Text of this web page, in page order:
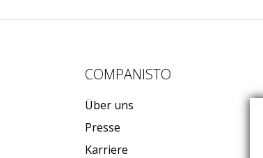
COMPANISTO
Über uns
Presse
Karriere